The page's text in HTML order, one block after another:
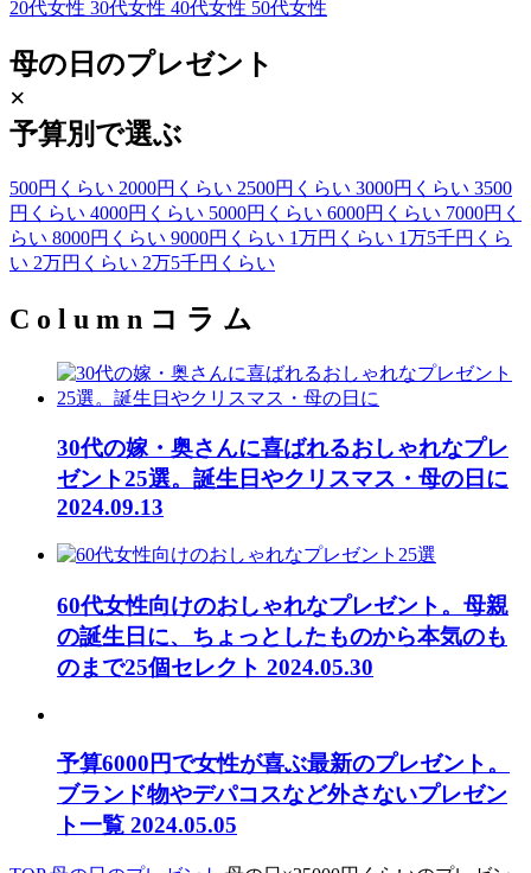
20代女性 30代女性 40代女性 50代女性
母の日のプレゼント
×
予算別で選ぶ
500円くらい 2000円くらい 2500円くらい 3000円くらい 3500
円くらい 4000円くらい 5000円くらい 6000円くらい 7000円く
らい 8000円くらい 9000円くらい 1万円くらい 1万5千円くら
い 2万円くらい 2万5千円くらい
C o l u m n コ ラ ム
30代の嫁・奥さんに喜ばれるおしゃれなプレ
ゼント25選。誕生日やクリスマス・母の日に
2024.09.13
60代女性向けのおしゃれなプレゼント。母親
の誕生日に、ちょっとしたものから本気のも
のまで25個セレクト 2024.05.30
予算6000円で女性が喜ぶ最新のプレゼント。
ブランド物やデパコスなど外さないプレゼン
ト一覧 2024.05.05